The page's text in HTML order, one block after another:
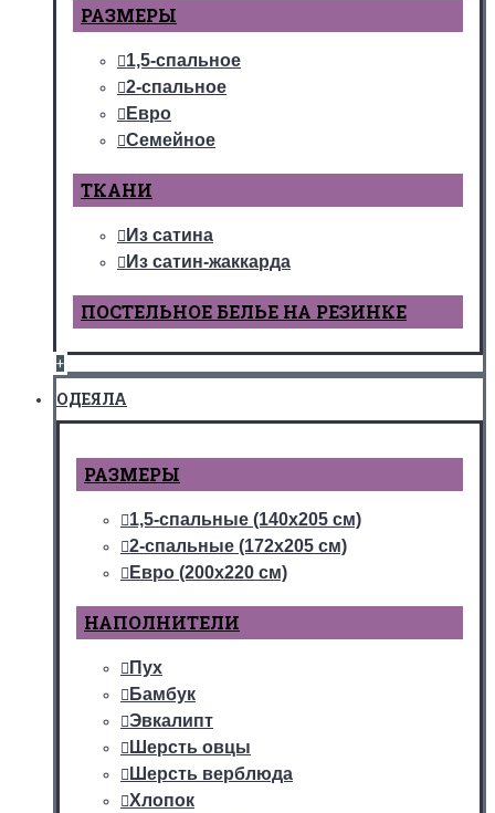
РАЗМЕРЫ
1,5-спальное
2-спальное
Евро
Семейное
ТКАНИ
Из сатина
Из сатин-жаккарда
ПОСТЕЛЬНОЕ БЕЛЬЕ НА РЕЗИНКЕ
+
ОДЕЯЛА
РАЗМЕРЫ
1,5-спальные (140х205 см)
2-спальные (172х205 см)
Евро (200х220 см)
НАПОЛНИТЕЛИ
Пух
Бамбук
Эвкалипт
Шерсть овцы
Шерсть верблюда
Хлопок